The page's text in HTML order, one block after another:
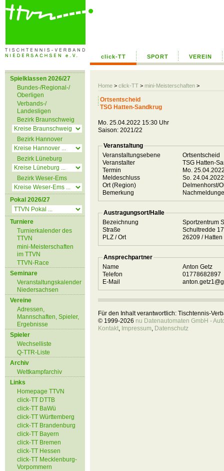
click-TT SPORT VEREIN
Home > click-TT > mini-Meisterschaften >
Spielklassen 2026/27
Bundes-/Regional-/
Oberligen
Verbands-/
Landesligen
Bezirk Braunschweig
Bezirk Hannover
Bezirk Lüneburg
Bezirk Weser-Ems
Pokal 2026/27
Turniere
Turnierkalender des
TTVN
mini-Meisterschaften
im TTVN
TTVN-Race
Seminare
Veranstaltungskalender
Niedersachsen
Vereine
Adressen,
Mannschaften, Spieler,
Ergebnisse
Spieler
Wechselliste
Q-TTR-Liste
Archiv
Wettkampfarchiv
Links
Homepage TTVN
click-TT DTTB
click-TT BaWü
click-TT Württemberg
click-TT Brandenburg
click-TT Bayern
click-TT Bremen
click-TT Hessen
click-TT Mecklenburg-
Vorpommern
Ortsentscheid
TSG Hatten-Sandkrug
Mo. 25.04.2022 15:30 Uhr
Saison: 2021/22
Veranstaltung
Veranstaltungsebene
Ortsentscheid
Veranstalter
TSG Hatten-
Termin
Mo.
Meldeschluss
So.
Ort (Region)
Delmenhorst/
Bemerkung
Austragungsort/Halle
Bezeichnung
Sportzentrum
Straße
Schultredde
PLZ / Ort
26209 / Hatten
Ansprechpartner
Name
Anton Getz
Telefon
01778682897
E-Mail
Für den Inhalt verantwortlich: Tischtennis-
© 1999-2026 nu Datenautomaten GmbH -
Kontakt, Impressum, Datenschutz